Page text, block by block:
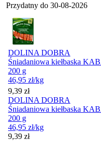
Przydatny do 30-08-2026
DOLINA DOBRA
Śniadaniowa kiełbaska
200 g
46,95 zł/kg
Cena
9,39 zł
DOLINA DOBRA
Śniadaniowa kiełbaska
200 g
46,95 zł/kg
Cena
9,39 zł